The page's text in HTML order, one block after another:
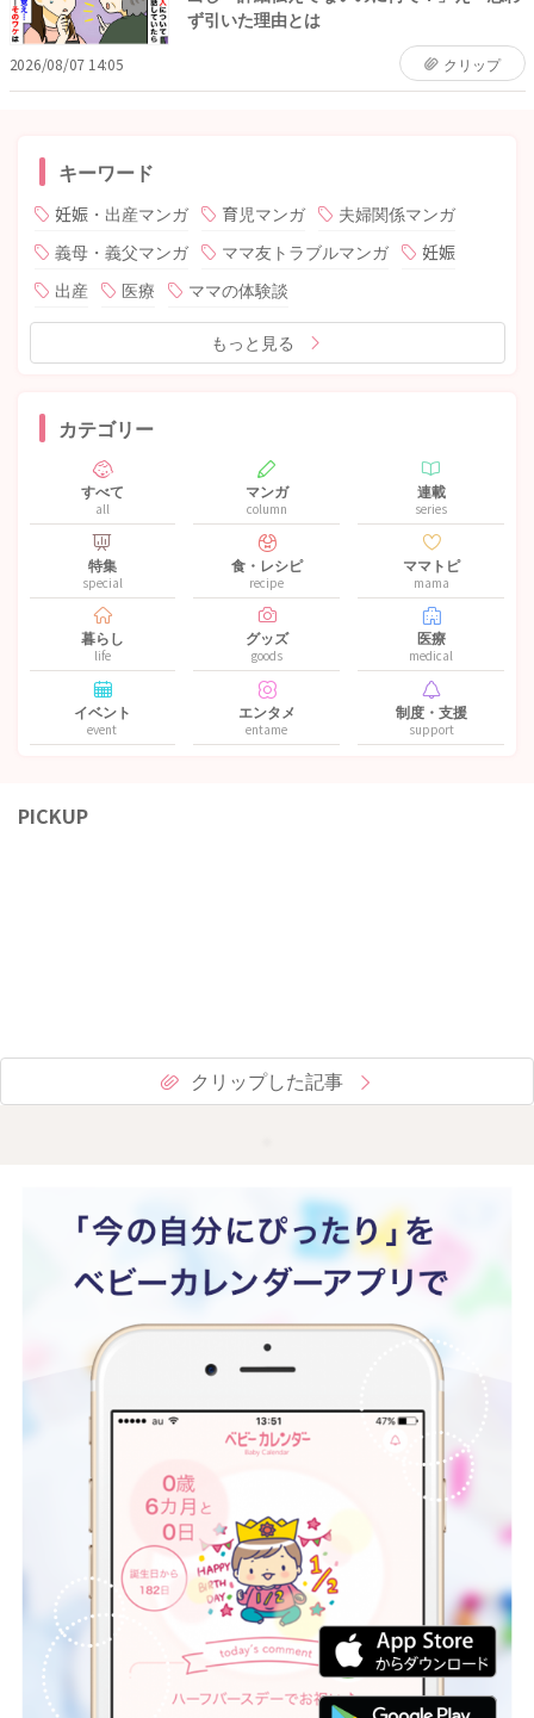
ず引いた理由とは
2026/08/07 14:05 クリップ
キーワード
妊娠・出産マンガ 育児マンガ
夫婦関係マンガ
義母・義父マンガ
ママ友トラブルマンガ
妊娠
出産
医療 ママの体験談
もっと見る
カテゴリー
すべて
all
マンガ
column
連載
series
特集
special
食・レシピ
recipe
ママトピ
mama
暮らし
life
グッズ
goods
医療
medical
イベント
event
エンタメ
entame
制度・支援
support
PICKUP
クリップした記事